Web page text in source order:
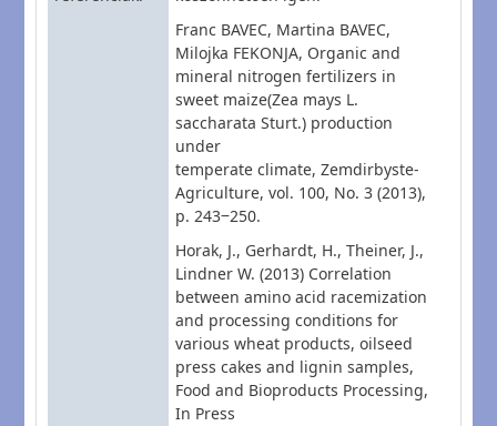
Franc BAVEC, Martina BAVEC,
Milojka FEKONJA, Organic and
mineral nitrogen fertilizers in
sweet maize(Zea mays L.
saccharata Sturt.) production
under
temperate climate, Zemdirbyste-
Agriculture, vol. 100, No. 3 (2013),
p. 243‒250.
Horak, J., Gerhardt, H., Theiner, J.,
Lindner W. (2013) Correlation
between amino acid racemization
and processing conditions for
various wheat products, oilseed
press cakes and lignin samples,
Food and Bioproducts Processing,
In Press